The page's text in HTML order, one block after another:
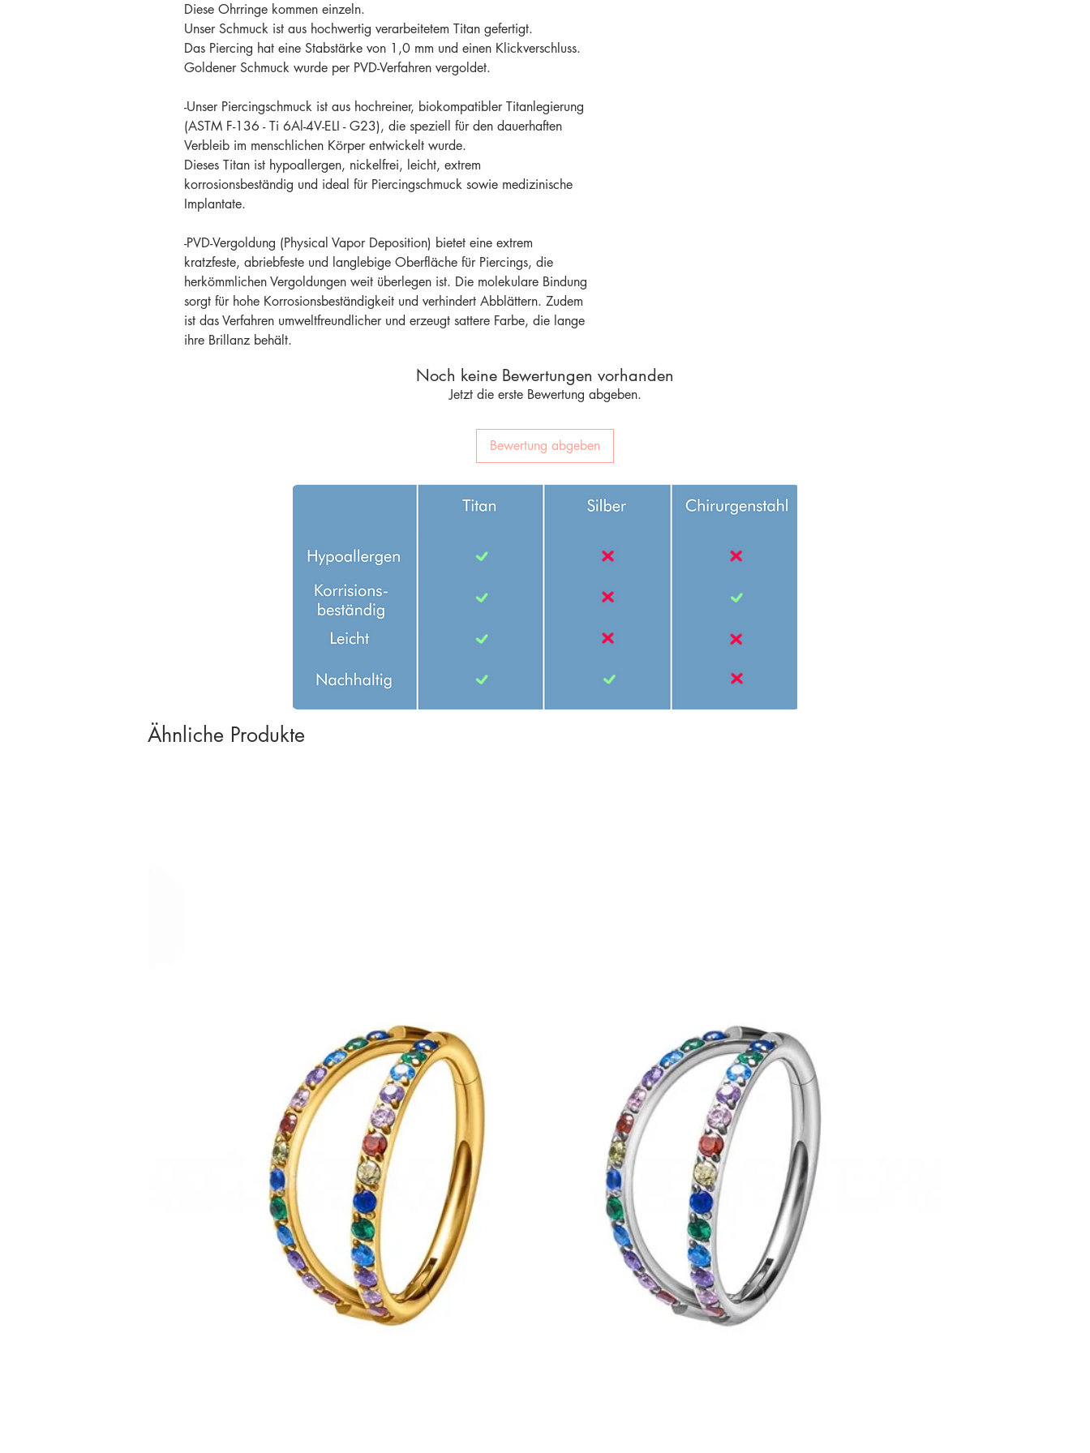
Diese Ohrringe kommen einzeln.
Unser Schmuck ist aus hochwertig verarbeitetem Titan gefertigt.
Das Piercing hat eine Stabstärke von 1,0 mm und einen Klickverschluss.
Goldener Schmuck wurde per PVD-Verfahren vergoldet.
-Unser Piercingschmuck ist aus hochreiner, biokompatibler Titanlegierung
(ASTM F-136 - Ti 6Al-4V-ELI - G23), die speziell für den dauerhaften
Verbleib im menschlichen Körper entwickelt wurde.
Dieses Titan ist hypoallergen, nickelfrei, leicht, extrem
korrosionsbeständig und ideal für Piercingschmuck sowie medizinische
Implantate.
-PVD-Vergoldung (Physical Vapor Deposition) bietet eine extrem
kratzfeste, abriebfeste und langlebige Oberfläche für Piercings, die
herkömmlichen Vergoldungen weit überlegen ist. Die molekulare Bindung
sorgt für hohe Korrosionsbeständigkeit und verhindert Abblättern. Zudem
ist das Verfahren umweltfreundlicher und erzeugt sattere Farbe, die lange
ihre Brillanz behält.
Noch keine Bewertungen vorhanden
Jetzt die erste Bewertung abgeben.
Bewertung abgeben
Ähnliche Produkte